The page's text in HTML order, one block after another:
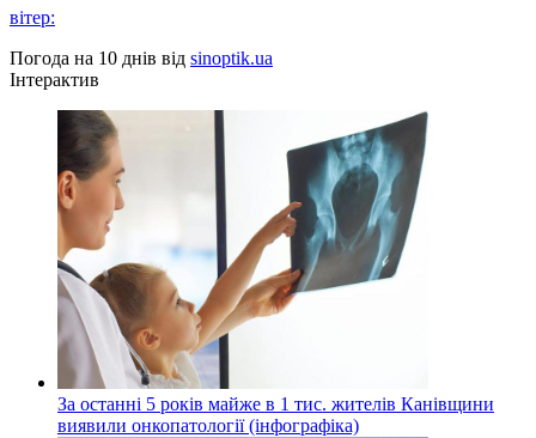
вітер:
Погода на 10 днів від sinoptik.ua
Інтерактив
За останні 5 років майже в 1 тис. жителів Канівщини
виявили онкопатології (інфографіка)